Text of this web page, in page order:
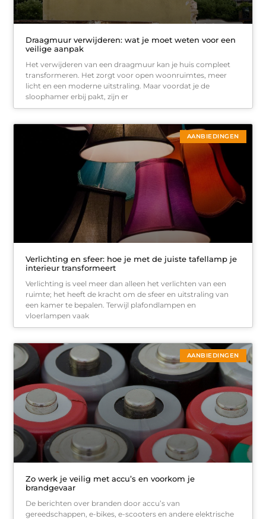
Draagmuur verwijderen: wat je moet weten voor een
veilige aanpak
Het verwijderen van een draagmuur kan je huis compleet
transformeren. Het zorgt voor open woonruimtes, meer
licht en een moderne uitstraling. Maar voordat je de
sloophamer erbij pakt, zijn er
AANBIEDINGEN
Verlichting en sfeer: hoe je met de juiste tafellamp je
interieur transformeert
Verlichting is veel meer dan alleen het verlichten van een
ruimte; het heeft de kracht om de sfeer en uitstraling van
een kamer te bepalen. Terwijl plafondlampen en
vloerlampen vaak
AANBIEDINGEN
Zo werk je veilig met accu’s en voorkom je
brandgevaar
De berichten over branden door accu’s van
gereedschappen, e-bikes, e-scooters en andere elektrische